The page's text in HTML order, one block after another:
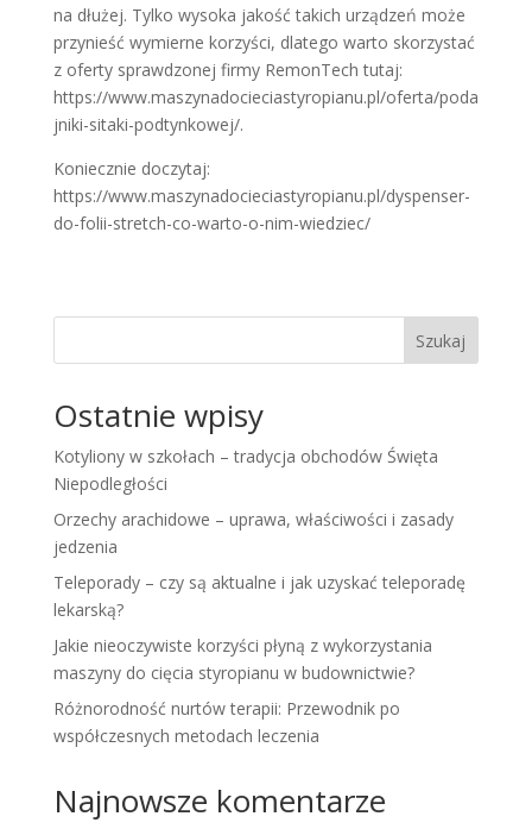
na dłużej. Tylko wysoka jakość takich urządzeń może
przynieść wymierne korzyści, dlatego warto skorzystać
z oferty sprawdzonej firmy RemonTech tutaj:
https://www.maszynadocieciastyropianu.pl/oferta/poda
jniki-sitaki-podtynkowej/.
Koniecznie doczytaj:
https://www.maszynadocieciastyropianu.pl/dyspenser-
do-folii-stretch-co-warto-o-nim-wiedziec/
Szukaj
Ostatnie wpisy
Kotyliony w szkołach – tradycja obchodów Święta
Niepodległości
Orzechy arachidowe – uprawa, właściwości i zasady
jedzenia
Teleporady – czy są aktualne i jak uzyskać teleporadę
lekarską?
Jakie nieoczywiste korzyści płyną z wykorzystania
maszyny do cięcia styropianu w budownictwie?
Różnorodność nurtów terapii: Przewodnik po
współczesnych metodach leczenia
Najnowsze komentarze